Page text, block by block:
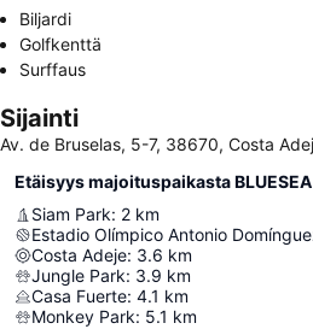
Biljardi
Golfkenttä
Surffaus
Sijainti
Av. de Bruselas, 5-7, 38670, Costa
Etäisyys majoituspaikasta
Siam Park: 2 km
Costa Adeje: 3.6 km
Jungle Park: 3.9 km
Casa Fuerte: 4.1 km
Monkey Park: 5.1 km